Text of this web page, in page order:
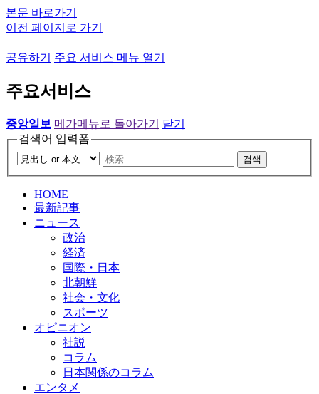
본문 바로가기
이전 페이지로 가기
공유하기 주요 서비스 메뉴 열기
주요서비스
중앙일보 메가메뉴로 돌아가기
닫기
검색어 입력폼
검색
HOME
最新記事
ニュース
政治
経済
国際・日本
北朝鮮
社会・文化
スポーツ
オピニオン
社説
コラム
日本関係のコラム
エンタメ